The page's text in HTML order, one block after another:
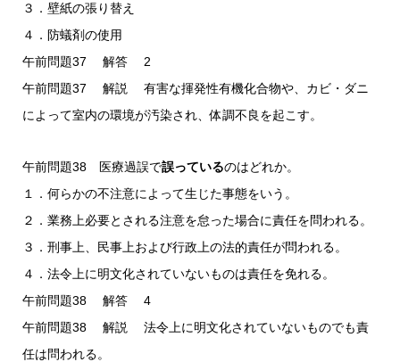
３．壁紙の張り替え
４．防蟻剤の使用
午前問題37 解答 2
午前問題37 解説 有害な揮発性有機化合物や、カビ・ダニ
によって室内の環境が汚染され、体調不良を起こす。
午前問題38 医療過誤で誤っているのはどれか。
１．何らかの不注意によって生じた事態をいう。
２．業務上必要とされる注意を怠った場合に責任を問われる。
３．刑事上、民事上および行政上の法的責任が問われる。
４．法令上に明文化されていないものは責任を免れる。
午前問題38 解答 4
午前問題38 解説 法令上に明文化されていないものでも責
任は問われる。